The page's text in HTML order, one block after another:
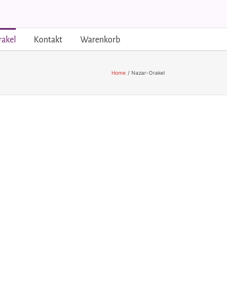
Kontakt Warenkorb
Home Nazar-Orakel